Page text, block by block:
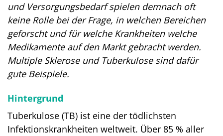
und Versorgungsbedarf spielen demnach oft
keine Rolle bei der Frage, in welchen Bereichen
geforscht und für welche Krankheiten welche
Medikamente auf den Markt gebracht werden.
Multiple Sklerose und Tuberkulose sind dafür
gute Beispiele.
Hintergrund
Tuberkulose (TB) ist eine der tödlichsten
Infektionskrankheiten weltweit. Über 85 % aller